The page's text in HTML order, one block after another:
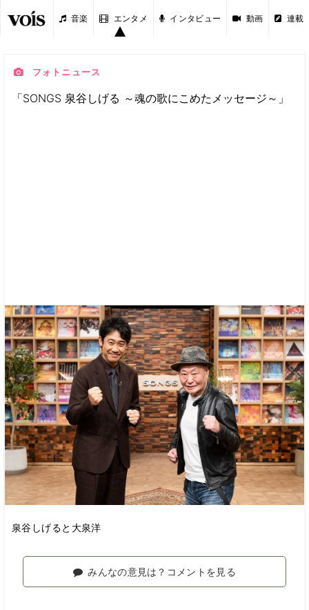
音楽 エンタメ インタビュー 動画 連載
フォトニュース
「SONGS 泉谷しげる ～魂の歌にこめたメッセージ～」
泉谷しげると大泉洋
みんなの意見は？コメントを見る